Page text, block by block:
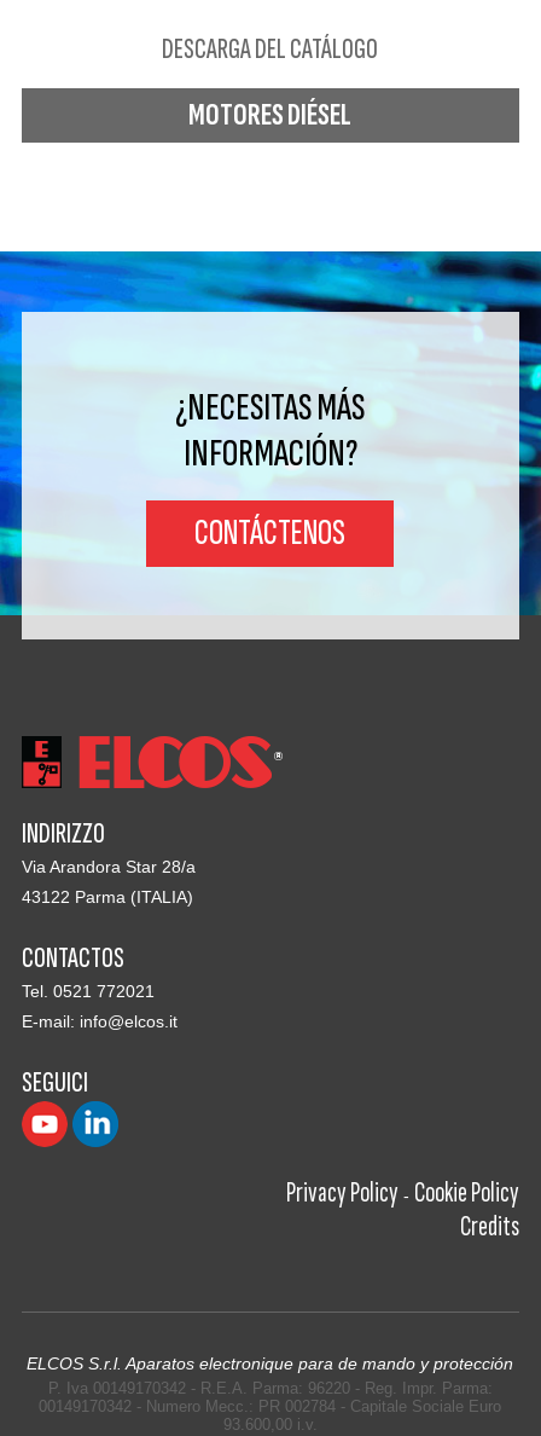
DESCARGA DEL CATÁLOGO
MOTORES DIÉSEL
¿NECESITAS MÁS
INFORMACIÓN?
CONTÁCTENOS
INDIRIZZO
Via Arandora Star 28/a
43122 Parma (ITALIA)
CONTACTOS
Tel. 0521 772021
E-mail: info@elcos.it
SEGUICI
Privacy Policy - Cookie Policy
Credits
ELCOS S.r.l. Aparatos electronique para de mando y protección
P. Iva 00149170342 - R.E.A. Parma: 96220 - Reg. Impr. Parma:
00149170342 - Numero Mecc.: PR 002784 - Capitale Sociale Euro
93.600,00 i.v.